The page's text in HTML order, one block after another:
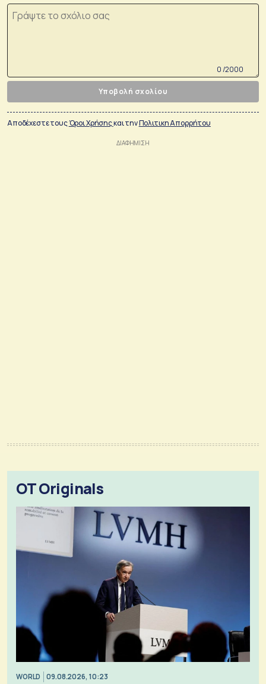
0 /2000
Υποβολή σχολίου
Αποδέχεστε τουςΌροι Χρήσηςκαι τηνΠολιτικη Απορρήτου
OT Originals
WORLD 09.08.2026, 10:23